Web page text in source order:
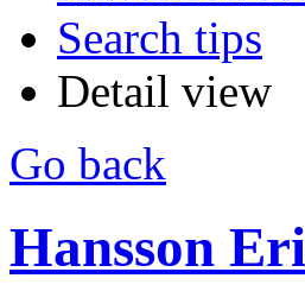
Search tips
Detail view
Go back
Hansson